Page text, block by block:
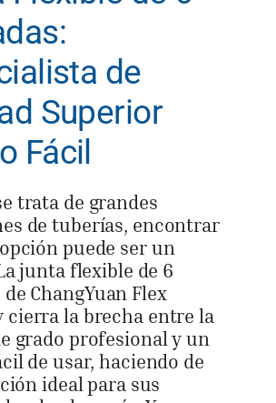
de
Superior
Fácil
trata de grandes
de tuberías, encontrar
puede ser un
junta flexible de 6
ChangYuan Flex
cierra la brecha entre la
grado profesional y un
de usar, haciendo de
ideal para sus